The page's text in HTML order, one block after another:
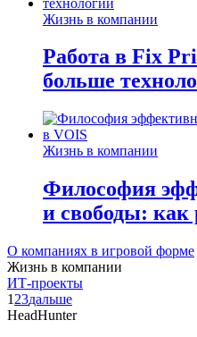
Жизнь в компании
Работа в Fix
больше
Жизнь в компании
Философия
и свободы: как
О компаниях в игровой форме
Жизнь в компании
ИТ-проекты
1 23дальше
HeadHunter